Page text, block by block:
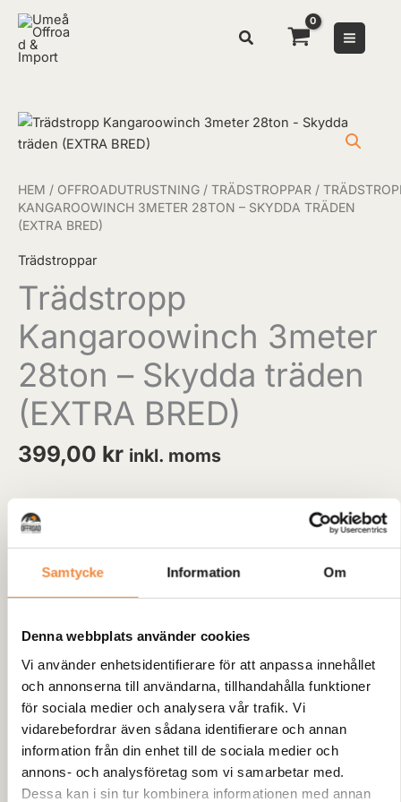
Samtycke Information Om
Denna webbplats använder cookies
Vi använder enhetsidentifierare för att anpassa innehållet
och annonserna till användarna, tillhandahålla funktioner
för sociala medier och analysera vår trafik. Vi
vidarebefordrar även sådana identifierare och annan
information från din enhet till de sociala medier och
annons- och analysföretag som vi samarbetar med.
Dessa kan i sin tur kombinera informationen med annan
Hoppa
innehåll
HEM / OFFROADUTRUSTNING / TRÄDSTROPPAR /
KANGAROOWINCH 3METER 28TON – SKYDDA TRÄDEN
(EXTRA BRED)
Trädstroppar
Trädstropp
Kangaroowinch 3meter
28ton – Skydda träden
(EXTRA BRED)
399,00 kr inkl. moms
LÄNGD: 3meter
BREDD: 120mm
motståndskraft mot slitage. Dess mjuka, men starka
struktur skyddar träden från skador när den används som
ankarpunkt för din vinch. Genom att effektivt fördela
lasten, minimerar denna trädstropp risken för att skada
barken eller orsaka oönskade skador på träden.
Trädstropp
Kangaroowinch
28ton
-
Skydda
BRED)
mängd